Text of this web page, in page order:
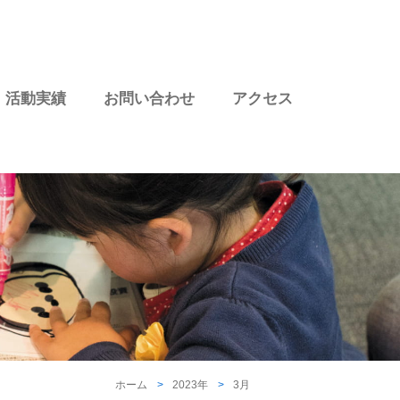
活動実績 お問い合わせ アクセス
ホーム 2023年 3月